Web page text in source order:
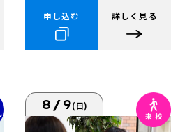
申し込む 詳しく見る
8/9(日)